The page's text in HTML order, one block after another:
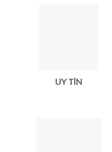
UY TÍN